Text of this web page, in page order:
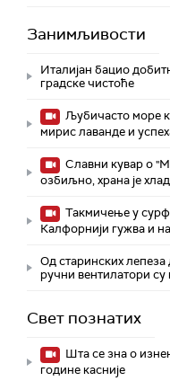
Занимљивости
Италијан бацио
градске чистоће
Љубичасто море
мирис лаванде и
Славни кувар о
озбиљно, храна је
Такмичење у
Калфорнији гужва и
Од старинских лепеза
ручни вентилатори су
Свет познатих
Шта се зна о
године касније